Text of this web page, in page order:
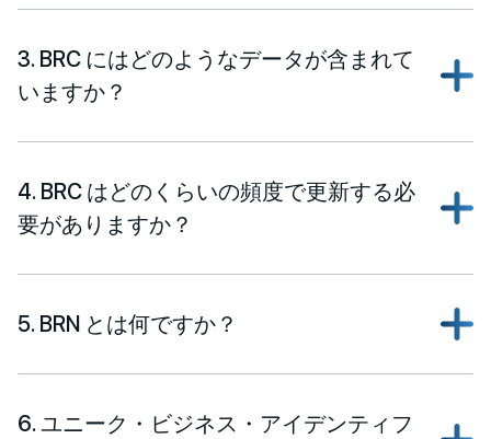
3. BRC にはどのようなデータが含まれて
いますか？
4. BRC はどのくらいの頻度で更新する必
要がありますか？
5. BRN とは何ですか？
6. ユニーク・ビジネス・アイデンティフ